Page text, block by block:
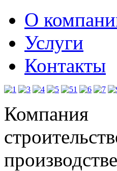
О
Услуги
Контакты
Компания